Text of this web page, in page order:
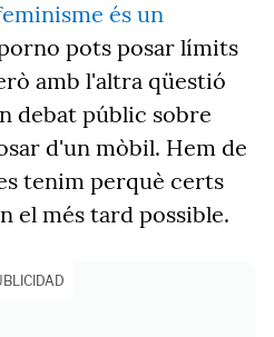
és un
pots posar límits
amb l'altra qüestió
debat públic sobre
d'un mòbil. Hem de
tenim perquè certs
el més tard possible.